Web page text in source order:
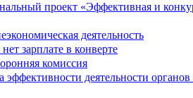
проект «Эффективная и
деятельность
зарплате в конверте
комиссия
эффективности деятельности